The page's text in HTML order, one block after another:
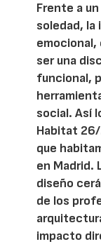
Frente a
soledad, la
emocional,
ser una
funcional,
social. Así
Habitat 26/
que
en Madrid.
diseño
de los
impacto